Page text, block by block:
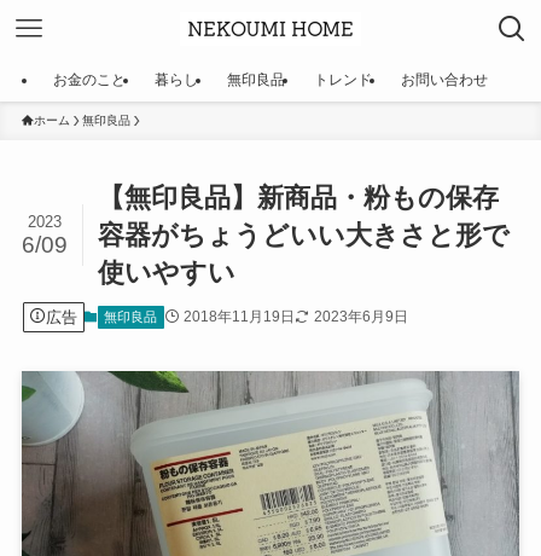
お金のこと 暮らし 無印良品 トレンド お問い合わせ
ホーム 無印良品
【無印良品】新商品・粉もの保存
容器がちょうどいい大きさと形で
使いやすい
2023
6/09
広告 無印良品 2018年11月19日 2023年6月9日